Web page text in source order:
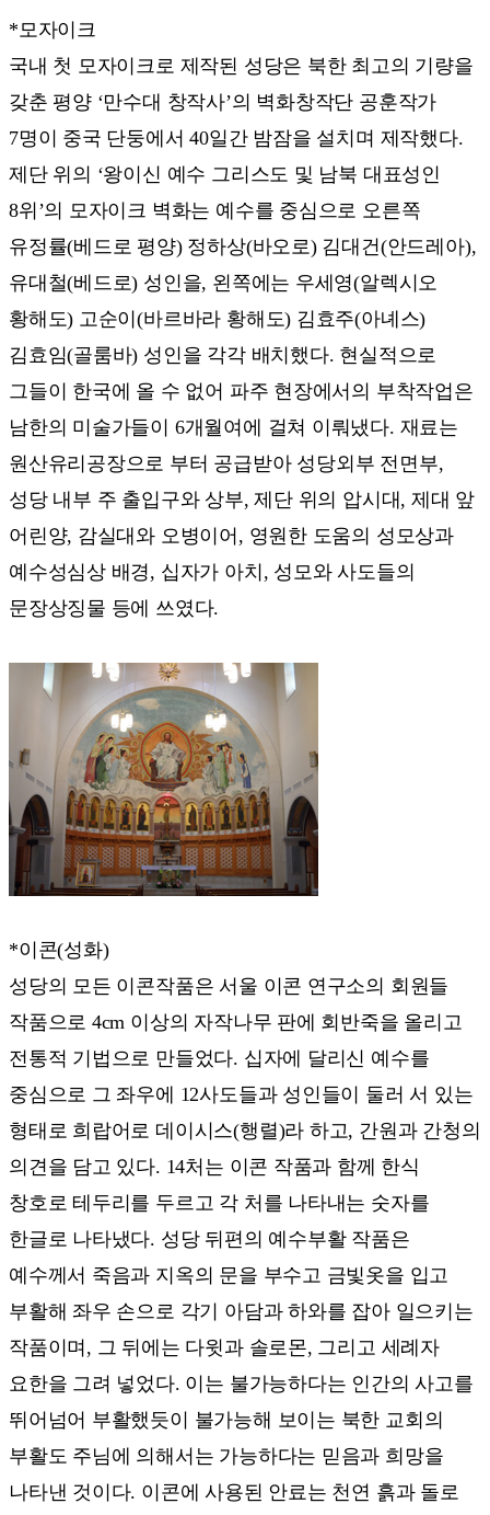
*모자이크
국내 첫 모자이크로 제작된 성당은 북한 최고의 기량을
갖춘 평양 ‘만수대 창작사’의 벽화창작단 공훈작가
7명이 중국 단둥에서 40일간 밤잠을 설치며 제작했다.
제단 위의 ‘왕이신 예수 그리스도 및 남북 대표성인
8위’의 모자이크 벽화는 예수를 중심으로 오른쪽
유정률(베드로 평양) 정하상(바오로) 김대건(안드레아),
유대철(베드로) 성인을, 왼쪽에는 우세영(알렉시오
황해도) 고순이(바르바라 황해도) 김효주(아녜스)
김효임(골룸바) 성인을 각각 배치했다. 현실적으로
그들이 한국에 올 수 없어 파주 현장에서의 부착작업은
남한의 미술가들이 6개월여에 걸쳐 이뤄냈다. 재료는
원산유리공장으로 부터 공급받아 성당외부 전면부,
성당 내부 주 출입구와 상부, 제단 위의 압시대, 제대 앞
어린양, 감실대와 오병이어, 영원한 도움의 성모상과
예수성심상 배경, 십자가 아치, 성모와 사도들의
문장상징물 등에 쓰였다.
*이콘(성화)
성당의 모든 이콘작품은 서울 이콘 연구소의 회원들
작품으로 4cm 이상의 자작나무 판에 회반죽을 올리고
전통적 기법으로 만들었다. 십자에 달리신 예수를
중심으로 그 좌우에 12사도들과 성인들이 둘러 서 있는
형태로 희랍어로 데이시스(행렬)라 하고, 간원과 간청의
의견을 담고 있다. 14처는 이콘 작품과 함께 한식
창호로 테두리를 두르고 각 처를 나타내는 숫자를
한글로 나타냈다. 성당 뒤편의 예수부활 작품은
예수께서 죽음과 지옥의 문을 부수고 금빛옷을 입고
부활해 좌우 손으로 각기 아담과 하와를 잡아 일으키는
작품이며, 그 뒤에는 다윗과 솔로몬, 그리고 세례자
요한을 그려 넣었다. 이는 불가능하다는 인간의 사고를
뛰어넘어 부활했듯이 불가능해 보이는 북한 교회의
부활도 주님에 의해서는 가능하다는 믿음과 희망을
나타낸 것이다. 이콘에 사용된 안료는 천연 흙과 돌로